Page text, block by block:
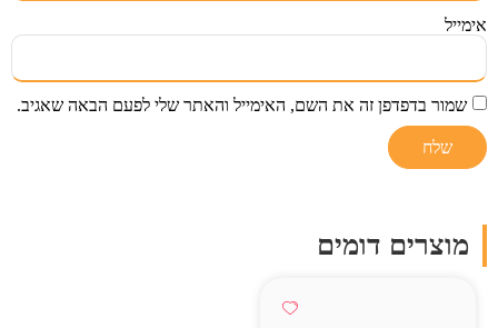
אימייל
שמור בדפדפן זה את השם, האימייל והאתר שלי לפעם הבאה שאגיב.
מוצרים דומים